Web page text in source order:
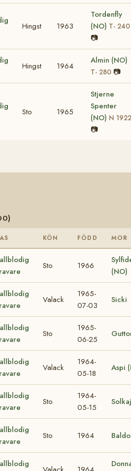
Hingst 1963
Tordenfly
(NO) T- 240
📷
Hingst 1964
Almin (NO)
T- 280 📷
Sto 1965
Stjerne
Spenter
(NO) N 1922
📷
KÖN FÖDD MOR
Sto 1966
(NO)
Valack
1965-
07-03
Sicki
Sto
1965-
06-25
Valack
1964-
05-18
Aspi
Sto
1964-
05-15
Sto 1964